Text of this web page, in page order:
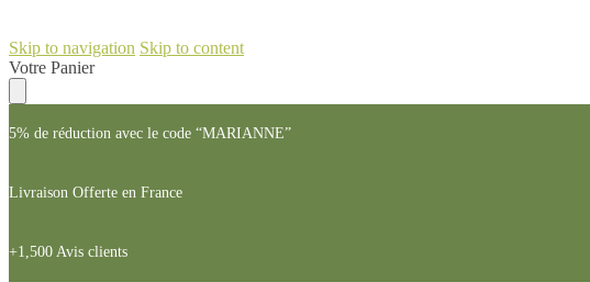
Skip to navigation Skip to content
Votre Panier
5% de réduction avec le code “MARIANNE”
Livraison Offerte en France
+1,500 Avis clients